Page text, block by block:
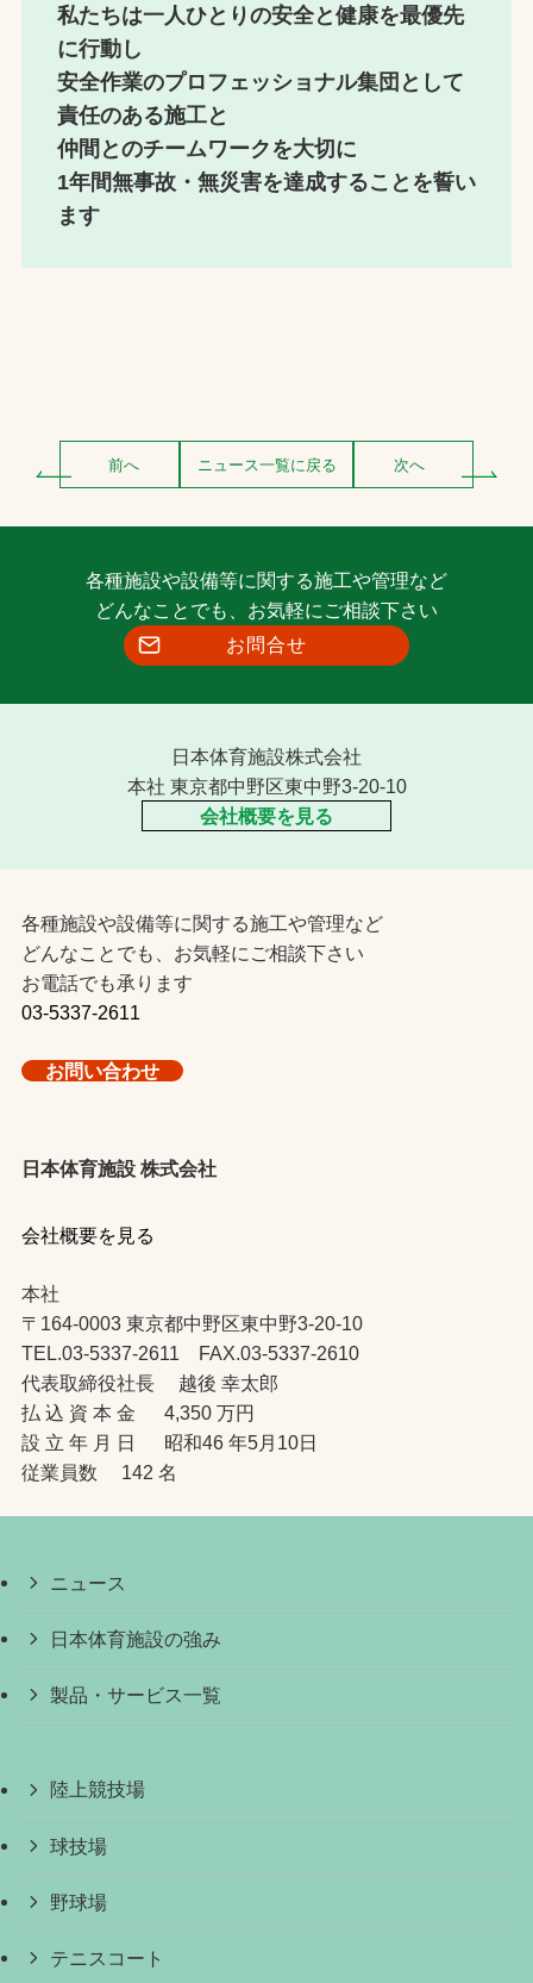
私たちは一人ひとりの安全と健康を最優先
に行動し
安全作業のプロフェッショナル集団として
責任のある施工と
仲間とのチームワークを大切に
1年間無事故・無災害を達成することを誓い
ます
前へ ニュース一覧に戻る 次へ
各種施設や設備等に関する施工や管理など
どんなことでも、お気軽にご相談下さい
お問合せ
日本体育施設株式会社
本社 東京都中野区東中野3-20-10
会社概要を見る
各種施設や設備等に関する施工や管理など
どんなことでも、お気軽にご相談下さい
お電話でも承ります
03-5337-2611
お問い合わせ
日本体育施設 株式会社
会社概要を見る
本社
〒164-0003 東京都中野区東中野3-20-10
TEL.03-5337-2611 FAX.03-5337-2610
代表取締役社長 越後 幸太郎
払 込 資 本 金 4,350 万円
設 立 年 月 日 昭和46 年5月10日
従業員数 142 名
ニュース
日本体育施設の強み
製品・サービス一覧
陸上競技場
球技場
野球場
テニスコート